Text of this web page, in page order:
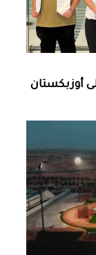
أوزبكستان